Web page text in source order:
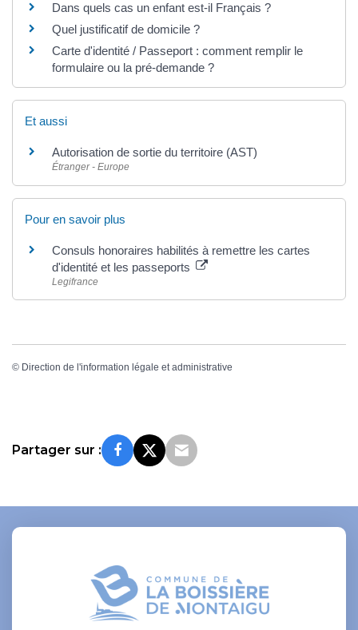
Dans quels cas un enfant est-il Français ?
Quel justificatif de domicile ?
Carte d'identité / Passeport : comment remplir le
formulaire ou la pré-demande ?
Et aussi
Autorisation de sortie du territoire (AST)
Étranger - Europe
Pour en savoir plus
Consuls honoraires habilités à remettre les cartes
d'identité et les passeports
Legifrance
© Direction de l'information légale et administrative
Partager sur :